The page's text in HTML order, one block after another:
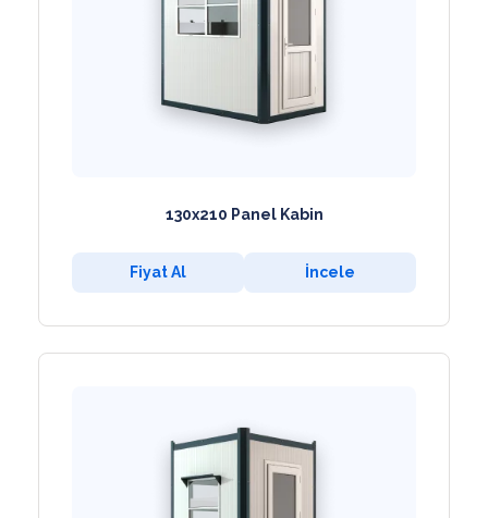
130x210 Panel Kabin
Fiyat Al İncele